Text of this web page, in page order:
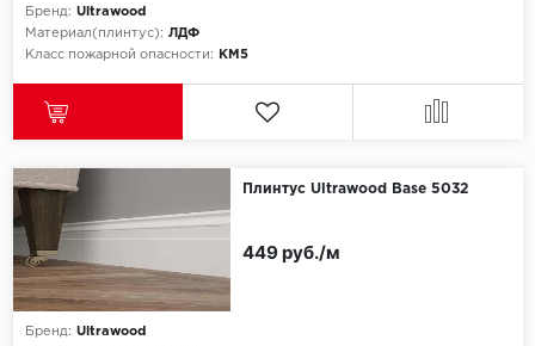
Dolce Flooring
ECO Parquet
Бренд: Ultrawood
Материал(плинтус): ЛДФ
Класс пожарной опасности:
КМ5
Плинтус Ultrawood Base 5032
Бренд: Ultrawood
449 руб./м